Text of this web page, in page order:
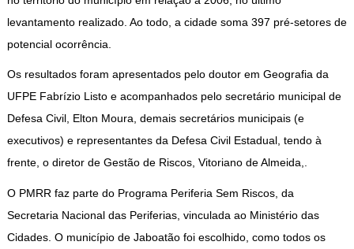
levantamento realizado. Ao todo, a cidade soma 397 pré-setores de
potencial ocorrência.
Os resultados foram apresentados pelo doutor em Geografia da
UFPE Fabrízio Listo e acompanhados pelo secretário municipal de
Defesa Civil, Elton Moura, demais secretários municipais (e
executivos) e representantes da Defesa Civil Estadual, tendo à
frente, o diretor de Gestão de Riscos, Vitoriano de Almeida,.
O PMRR faz parte do Programa Periferia Sem Riscos, da
Secretaria Nacional das Periferias, vinculada ao Ministério das
Cidades. O município de Jaboatão foi escolhido, como todos os